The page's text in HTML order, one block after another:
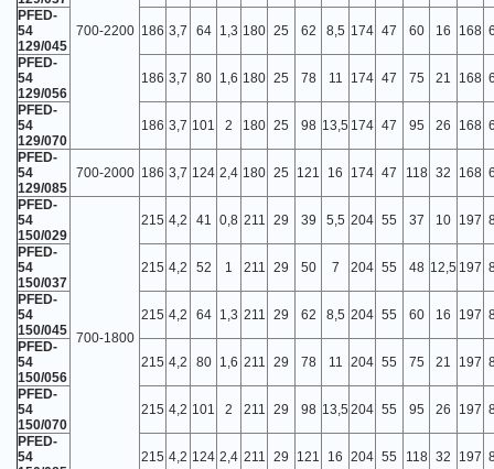
700-2200
PFED-
54
129/045
186 3,7 64 1,3 180 25 62 8,5 174 47 60 16 168
PFED-
54
129/056
186 3,7 80 1,6 180 25 78 11 174 47 75 21 168
PFED-
54
129/070
186 3,7 101 2 180 25 98 13,5 174 47 95 26 168
PFED-
54
129/085
700-2000 186 3,7 124 2,4 180 25 121 16 174 47 118 32 168
PFED-
54
150/029
700-1800
215 4,2 41 0,8 211 29 39 5,5 204 55 37 10 197
PFED-
54
150/037
215 4,2 52 1 211 29 50 7 204 55 48 12,5 197
PFED-
54
150/045
215 4,2 64 1,3 211 29 62 8,5 204 55 60 16 197
PFED-
54
150/056
215 4,2 80 1,6 211 29 78 11 204 55 75 21 197
PFED-
54
150/070
215 4,2 101 2 211 29 98 13,5 204 55 95 26 197
PFED-
54
215 4,2 124 2,4 211 29 121 16 204 55 118 32 197